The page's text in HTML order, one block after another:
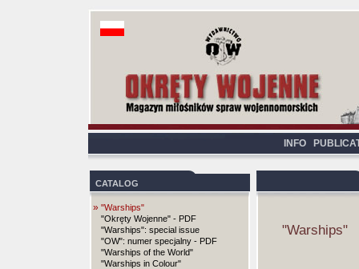
INFO
CATALOG
» "Warships"
"Okręty Wojenne" - PDF
"Warships": special issue
"OW": numer specjalny - PDF
"Warships of the World"
"Warships in Colour"
"Warships"